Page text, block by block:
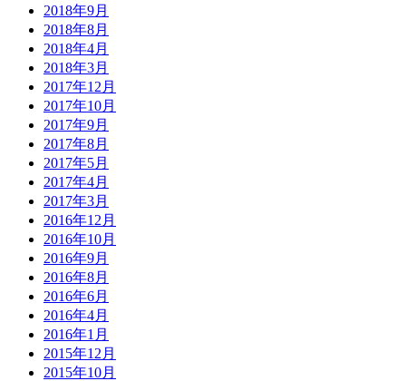
2018年9月
2018年8月
2018年4月
2018年3月
2017年12月
2017年10月
2017年9月
2017年8月
2017年5月
2017年4月
2017年3月
2016年12月
2016年10月
2016年9月
2016年8月
2016年6月
2016年4月
2016年1月
2015年12月
2015年10月